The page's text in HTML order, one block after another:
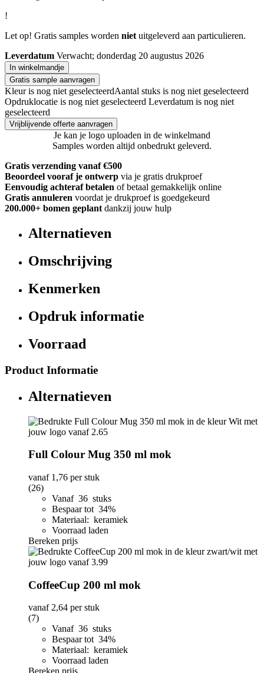
!
Let op! Gratis samples worden niet uitgeleverd aan particulieren.
Leverdatum Verwacht; donderdag 20 augustus 2026
In winkelmandje
Gratis sample aanvragen
Kleur is nog niet geselecteerdAantal stuks is nog niet geselecteerd
Opdruklocatie is nog niet geselecteerd Leverdatum is nog niet
geselecteerd
Vrijblijvende offerte aanvragen
Je kan je logo uploaden in de winkelmand
Samples worden altijd onbedrukt geleverd.
Gratis verzending vanaf €500
Beoordeel vooraf je ontwerp via je gratis drukproef
Eenvoudig achteraf betalen of betaal gemakkelijk online
Gratis annuleren voordat je drukproef is goedgekeurd
200.000+ bomen geplant dankzij jouw hulp
Alternatieven
Omschrijving
Kenmerken
Opdruk informatie
Voorraad
Product Informatie
Alternatieven
Full Colour Mug 350 ml mok
vanaf 1,76 per stuk
(26)
Vanaf 36 stuks
Bespaar tot 34%
Materiaal: keramiek
Voorraad laden
Bereken prijs
CoffeeCup 200 ml mok
vanaf2,64 per stuk
(7)
Vanaf 36 stuks
Bespaar tot 34%
Materiaal: keramiek
Voorraad laden